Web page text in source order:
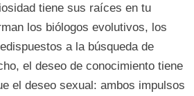
tiene sus raíces en tu
los biólogos evolutivos, los
a la búsqueda de
el deseo de conocimiento tiene
el deseo sexual: ambos impulsos